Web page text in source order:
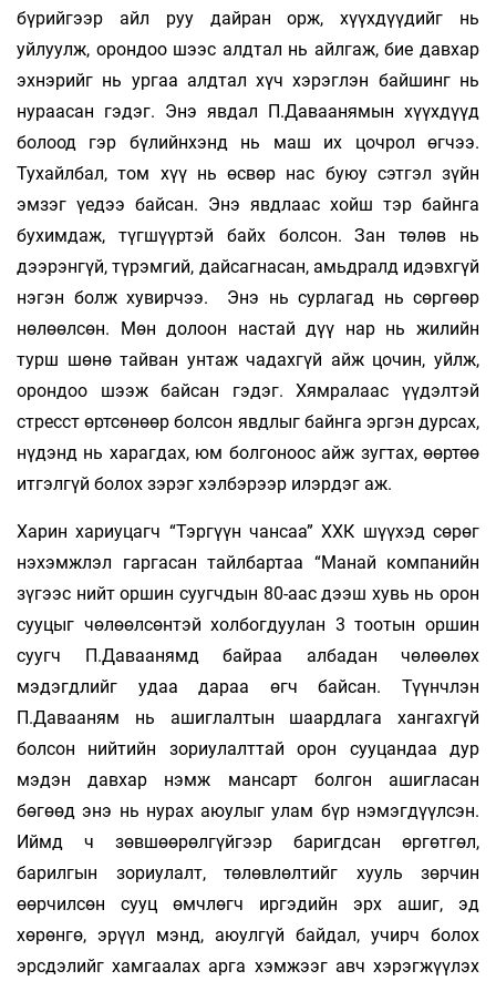
бүрийгээр айл руу дайран орж, хүүхдүүдийг нь
уйлуулж, орондоо шээс алдтал нь айлгаж, бие давхар
эхнэрийг нь ургаа алдтал хүч хэрэглэн байшинг нь
нураасан гэдэг. Энэ явдал П.Даваанямын хүүхдүүд
болоод гэр бүлийнхэнд нь маш их цочрол өгчээ.
Тухайлбал, том хүү нь өсвөр нас буюу сэтгэл зүйн
эмзэг үедээ байсан. Энэ явдлаас хойш тэр байнга
бухимдаж, түгшүүртэй байх болсон. Зан төлөв нь
дээрэнгүй, түрэмгий, дайсагнасан, амьдралд идэвхгүй
нэгэн болж хувирчээ. Энэ нь сурлагад нь сөргөөр
нөлөөлсөн. Мөн долоон настай дүү нар нь жилийн
турш шөнө тайван унтаж чадахгүй айж цочин, уйлж,
орондоо шээж байсан гэдэг. Хямралаас үүдэлтэй
стресст өртсөнөөр болсон явдлыг байнга эргэн дурсах,
нүдэнд нь харагдах, юм болгоноос айж зугтах, өөртөө
итгэлгүй болох зэрэг хэлбэрээр илэрдэг аж.
Харин хариуцагч “Тэргүүн чансаа” ХХК шүүхэд сөрөг
нэхэмжлэл гаргасан тайлбартаа “Манай компанийн
зүгээс нийт оршин суугчдын 80-аас дээш хувь нь орон
сууцыг чөлөөлсөнтэй холбогдуулан 3 тоотын оршин
суугч П.Даваанямд байраа албадан чөлөөлөх
мэдэгдлийг удаа дараа өгч байсан. Түүнчлэн
П.Давааням нь ашиглалтын шаардлага хангахгүй
болсон нийтийн зориулалттай орон сууцандаа дур
мэдэн давхар нэмж мансарт болгон ашигласан
бөгөөд энэ нь нурах аюулыг улам бүр нэмэгдүүлсэн.
Иймд ч зөвшөөрөлгүйгээр баригдсан өргөтгөл,
барилгын зориулалт, төлөвлөлтийг хууль зөрчин
өөрчилсөн сууц өмчлөгч иргэдийн эрх ашиг, эд
хөрөнгө, эрүүл мэнд, аюулгүй байдал, учирч болох
эрсдэлийг хамгаалах арга хэмжээг авч хэрэгжүүлэх